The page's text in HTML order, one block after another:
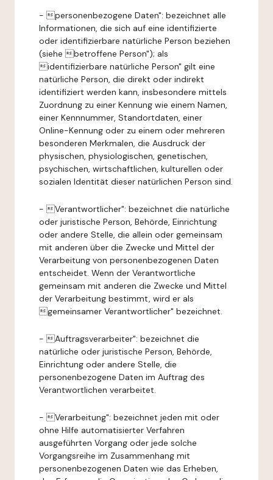
- personenbezogene Daten": bezeichnet alle
Informationen, die sich auf eine identifizierte
oder identifizierbare natürliche Person beziehen
(siehe betroffene Person"); als
identifizierbare natürliche Person" gilt eine
natürliche Person, die direkt oder indirekt
identifiziert werden kann, insbesondere mittels
Zuordnung zu einer Kennung wie einem Namen,
einer Kennnummer, Standortdaten, einer
Online-Kennung oder zu einem oder mehreren
besonderen Merkmalen, die Ausdruck der
physischen, physiologischen, genetischen,
psychischen, wirtschaftlichen, kulturellen oder
sozialen Identität dieser natürlichen Person sind.
- Verantwortlicher": bezeichnet die natürliche
oder juristische Person, Behörde, Einrichtung
oder andere Stelle, die allein oder gemeinsam
mit anderen über die Zwecke und Mittel der
Verarbeitung von personenbezogenen Daten
entscheidet. Wenn der Verantwortliche
gemeinsam mit anderen die Zwecke und Mittel
der Verarbeitung bestimmt, wird er als
gemeinsamer Verantwortlicher" bezeichnet.
- Auftragsverarbeiter": bezeichnet die
natürliche oder juristische Person, Behörde,
Einrichtung oder andere Stelle, die
personenbezogene Daten im Auftrag des
Verantwortlichen verarbeitet.
- Verarbeitung": bezeichnet jeden mit oder
ohne Hilfe automatisierter Verfahren
ausgeführten Vorgang oder jede solche
Vorgangsreihe im Zusammenhang mit
personenbezogenen Daten wie das Erheben,